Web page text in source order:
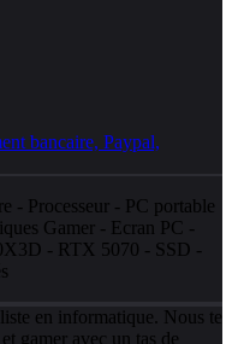
- Processeur- PC portable
Gamer - Ecran PC -
- RTX 5070 - SSD -
en informatique. Nous te
gamer avec un tas de